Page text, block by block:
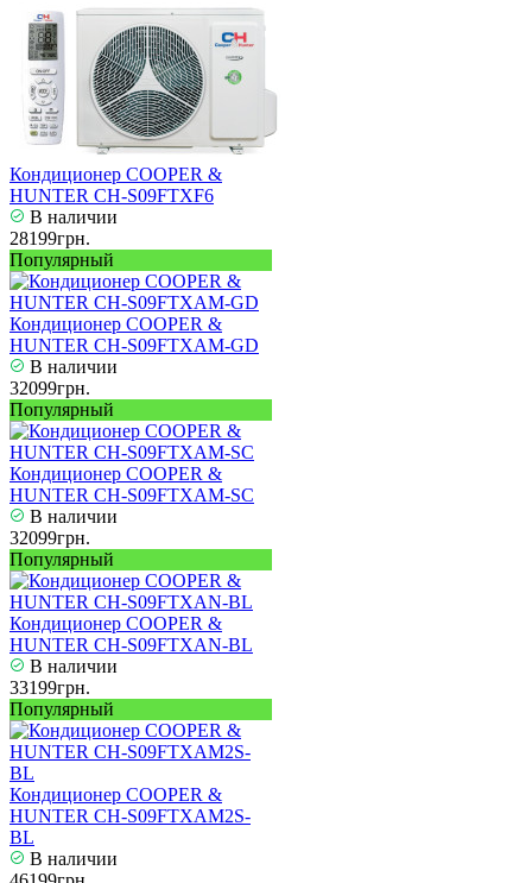
Кондиционер COOPER &
HUNTER CH-S09FTXF6
В наличии
28199грн.
Популярный
Кондиционер COOPER &
HUNTER CH-S09FTXAM-GD
В наличии
32099грн.
Популярный
Кондиционер COOPER &
HUNTER CH-S09FTXAM-SC
В наличии
32099грн.
Популярный
Кондиционер COOPER &
HUNTER CH-S09FTXAN-BL
В наличии
33199грн.
Популярный
Кондиционер COOPER &
HUNTER CH-S09FTXAM2S-
BL
В наличии